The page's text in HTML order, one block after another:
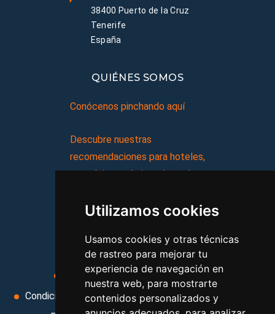
Utilizamos cookies
Usamos cookies y otras técnicas
de rastreo para mejorar tu
experiencia de navegación en
nuestra web, para mostrarte
contenidos personalizados y
38400 Puerto de la Cruz
Tenerife
España
QUIÉNES SOMOS
Conócenos pinchando aquí
Descubre nuestras
recomendaciones para hoteles,
complejos turísticos, hostales,
viajes, y mucho más!
MI AGENCIA
Aviso legal
Condiciones de uso
Condiciones Generales
Ley de Viajes Combinados